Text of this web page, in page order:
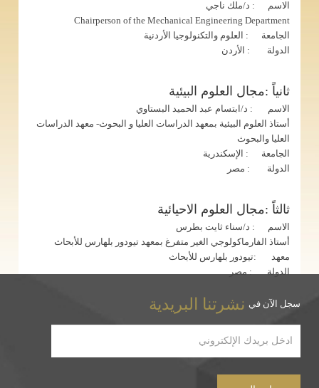
الاسم : د/ملك ناجي
Chairperson of the Mechanical Engineering Department
الجامعة : العلوم والتكنولوجيا الأردنية
الدولة : الأردن
ثانياً :مجال العلوم البيئية
الاسم : د/ابتسام عبد الحميد البستاوي
أستاذ العلوم البيئية بمعهد الدراسات العليا و البحوث- معهد الدراسات
العليا والبحوث
الجامعة : الإسكندرية
الدولة : مصر
ثالثاً :مجال العلوم الاحيائية
الاسم : د/سناء ثايت بطرس
أستاذ الفارماكولوجي الغير متفرغ بمعهد تيودور بلهارس للأبحاث
معهد :تيودور بلهارس للأبحاث
الدولة : مصر
سجل الآن في نشرتنا البريدية